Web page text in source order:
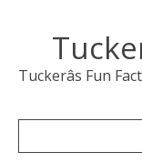
Tuckerâs Fun